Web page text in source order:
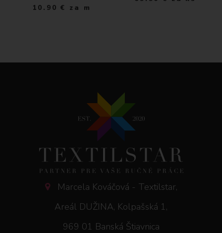
10.90 € za m
Marcela Kováčová - Textilstar,
Areál DUŽINA, Kolpašská 1,
969 01 Banská Štiavnica